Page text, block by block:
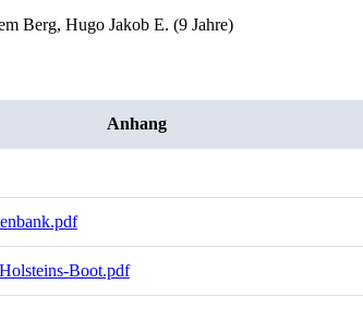
Berg, Hugo Jakob E. (9 Jahre)
Anhang
Boot.pdf